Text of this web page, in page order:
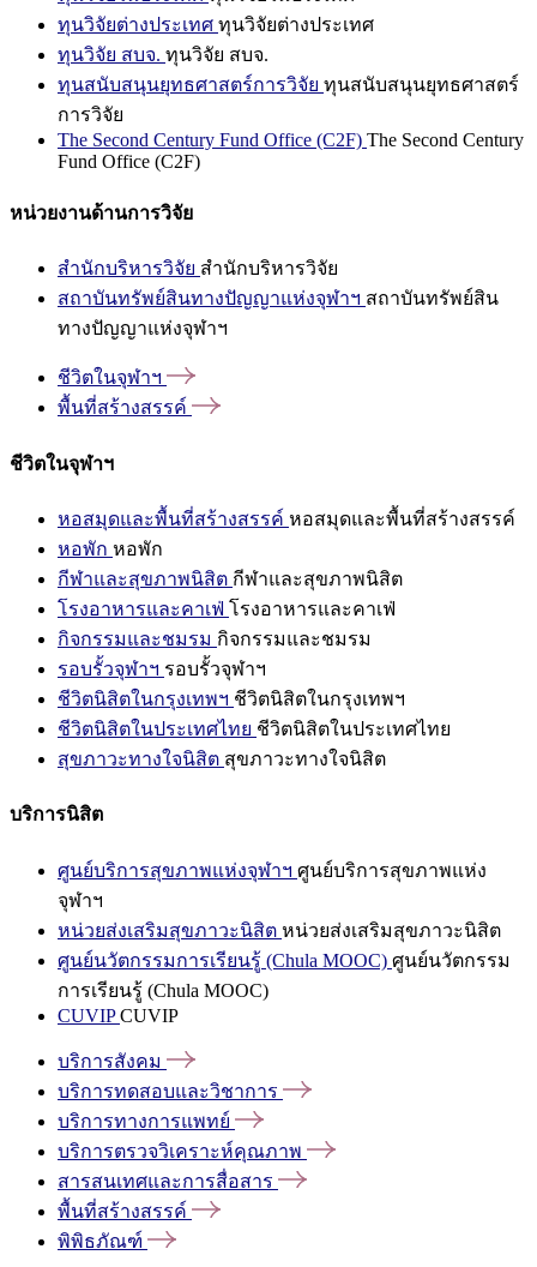
ทุนวิจัยต่างประเทศ ทุนวิจัยต่างประเทศ
ทุนวิจัย สบจ. ทุนวิจัย สบจ.
ทุนสนับสนุนยุทธศาสตร์การวิจัย ทุนสนับสนุนยุทธศาสตร์
การวิจัย
The Second Century Fund Office (C2F) The Second Century
Fund Office (C2F)
หน่วยงานด้านการวิจัย
สำนักบริหารวิจัย สำนักบริหารวิจัย
สถาบันทรัพย์สินทางปัญญาแห่งจุฬาฯ สถาบันทรัพย์สิน
ทางปัญญาแห่งจุฬาฯ
ชีวิตในจุฬาฯ
พื้นที่สร้างสรรค์
ชีวิตในจุฬาฯ
หอสมุดและพื้นที่สร้างสรรค์ หอสมุดและพื้นที่สร้างสรรค์
หอพัก หอพัก
กีฬาและสุขภาพนิสิต กีฬาและสุขภาพนิสิต
โรงอาหารและคาเฟ่ โรงอาหารและคาเฟ่
กิจกรรมและชมรม กิจกรรมและชมรม
รอบรั้วจุฬาฯ รอบรั้วจุฬาฯ
ชีวิตนิสิตในกรุงเทพฯ ชีวิตนิสิตในกรุงเทพฯ
ชีวิตนิสิตในประเทศไทย ชีวิตนิสิตในประเทศไทย
สุขภาวะทางใจนิสิต สุขภาวะทางใจนิสิต
บริการนิสิต
ศูนย์บริการสุขภาพแห่งจุฬาฯ ศูนย์บริการสุขภาพแห่ง
จุฬาฯ
หน่วยส่งเสริมสุขภาวะนิสิต หน่วยส่งเสริมสุขภาวะนิสิต
ศูนย์นวัตกรรมการเรียนรู้ (Chula MOOC) ศูนย์นวัตกรรม
การเรียนรู้ (Chula MOOC)
CUVIPCUVIP
บริการสังคม
บริการทดสอบและวิชาการ
บริการทางการแพทย์
บริการตรวจวิเคราะห์คุณภาพ
สารสนเทศและการสื่อสาร
พื้นที่สร้างสรรค์
พิพิธภัณฑ์